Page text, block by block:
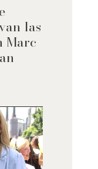
las
Marc